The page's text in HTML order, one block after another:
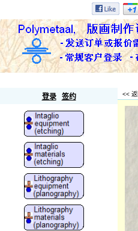
登录 签约 <<